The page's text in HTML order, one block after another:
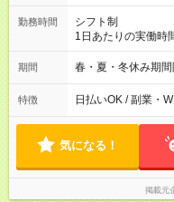
勤務時間
シフト制
1日あたりの実働時
週2日～・1日2h～
のみ勤務可能です（18
す。 必ず、2名以上
す。
期間 春・夏・冬休み期間
特徴 日払いOK / 副業・
気になる！
掲載元